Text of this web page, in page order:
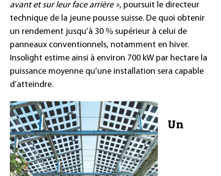
avant et sur leur face arrière », poursuit le directeur
technique de la jeune pousse suisse. De quoi obtenir
un rendement jusqu’à 30 % supérieur à celui de
panneaux conventionnels, notamment en hiver.
Insolight estime ainsi à environ 700 kW par hectare la
puissance moyenne qu’une installation sera capable
d’atteindre.
Un